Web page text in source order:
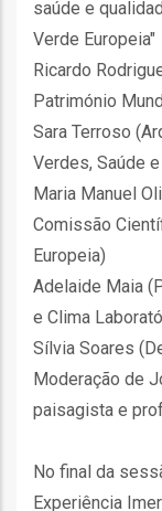
saúde e
Verde Europeia"
Ricardo
Património
Sara Terroso
Verdes, Saúde
Maria Manuel
Comissão
Europeia)
Adelaide Maia
e Clima
Sílvia Soares
Moderação de
paisagista e
No final da
Experiência